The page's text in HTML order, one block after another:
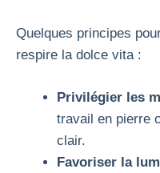
Quelques principes
respire la dolce vita :
Privilégier les
travail en pierre
clair.
Favoriser la